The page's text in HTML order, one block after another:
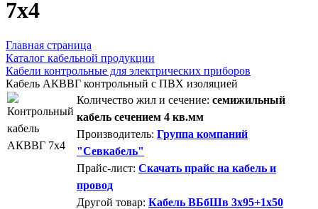
7х4
Главная страница
Каталог кабельной продукции
Кабели контрольные для электрических приборов
Кабель АКВВГ контрольный с ПВХ изоляцией
Количество жил и сечение: семижильный
кабель сечением 4 кв.мм
Производитель: Группа компаний
"Севкабель"
Прайс-лист: Скачать прайс на кабель и
провод
Другой товар: Кабель ВБбШв 3х95+1х50